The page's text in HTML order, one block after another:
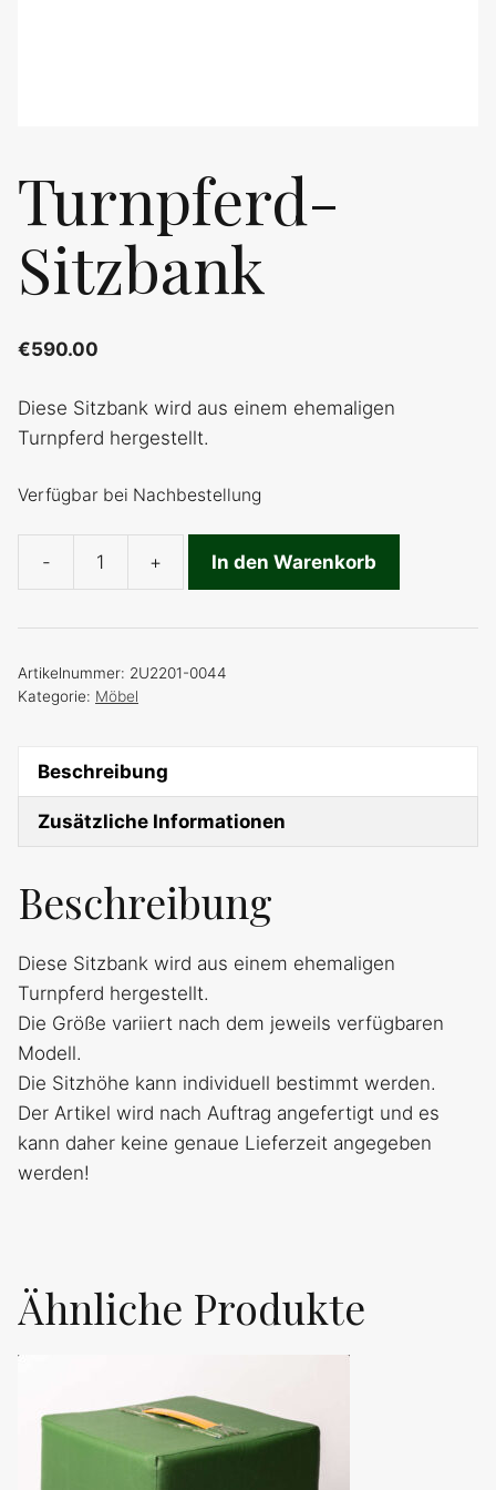
Turnpferd-
Sitzbank
€590.00
Diese Sitzbank wird aus einem ehemaligen
Turnpferd hergestellt.
Verfügbar bei Nachbestellung
-
Turnpferd-
Menge
+ In den Warenkorb
Artikelnummer: 2U2201-0044
Kategorie: Möbel
Beschreibung
Zusätzliche Informationen
Beschreibung
Diese Sitzbank wird aus einem ehemaligen
Turnpferd hergestellt.
Die Größe variiert nach dem jeweils verfügbaren
Modell.
Die Sitzhöhe kann individuell bestimmt werden.
Der Artikel wird nach Auftrag angefertigt und es
kann daher keine genaue Lieferzeit angegeben
werden!
Ähnliche Produkte